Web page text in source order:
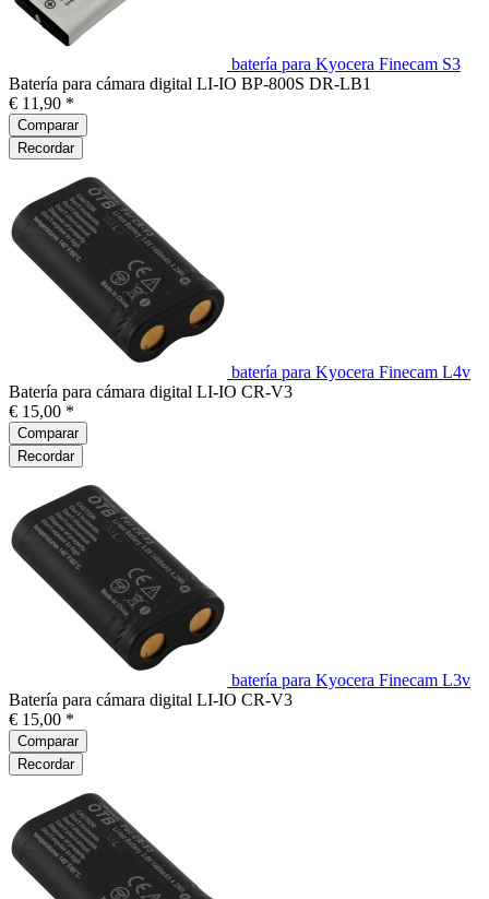
batería para Kyocera Finecam S3
Batería para cámara digital LI-IO BP-800S DR-LB1
€ 11,90 *
Comparar
Recordar
batería para Kyocera Finecam L4v
Batería para cámara digital LI-IO CR-V3
€ 15,00 *
Comparar
Recordar
batería para Kyocera Finecam L3v
Batería para cámara digital LI-IO CR-V3
€ 15,00 *
Comparar
Recordar